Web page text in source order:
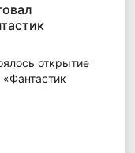
открытие